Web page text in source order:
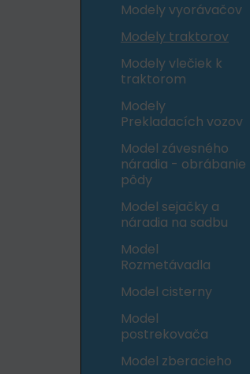
Modely vyorávačov
Modely traktorov
Modely vlečiek k
traktorom
Modely
Prekladacích vozov
Model závesného
náradia - obrábanie
pôdy
Model sejačky a
náradia na sadbu
Model
Rozmetávadla
Model cisterny
Model
postrekovača
Model zberacieho